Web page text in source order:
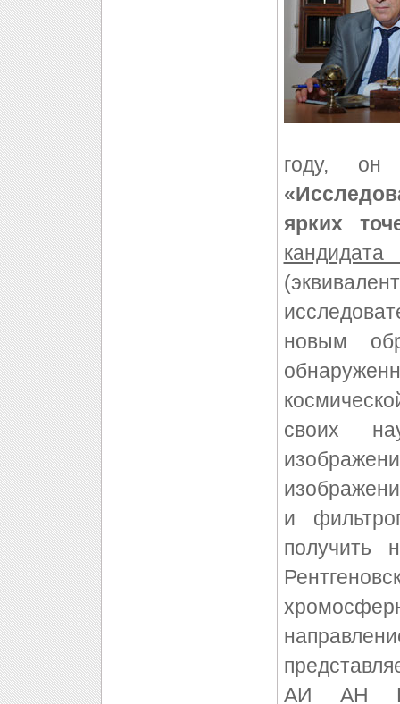
году, он
ярких
новым
своих
и
получить
АИ АН